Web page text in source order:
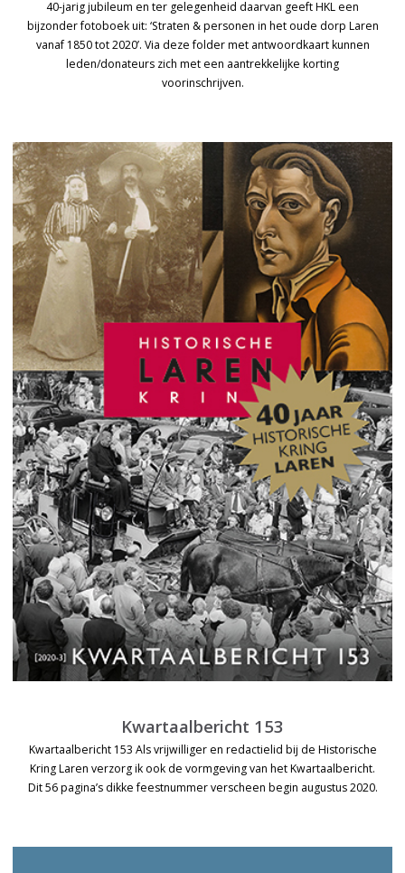
40-jarig jubileum en ter gelegenheid daarvan geeft HKL een
bijzonder fotoboek uit: ‘Straten & personen in het oude dorp Laren
vanaf 1850 tot 2020’. Via deze folder met antwoordkaart kunnen
leden/donateurs zich met een aantrekkelijke korting
voorinschrijven.
Kwartaalbericht 153
Kwartaalbericht 153 Als vrijwilliger en redactielid bij de Historische
Kring Laren verzorg ik ook de vormgeving van het Kwartaalbericht.
Dit 56 pagina’s dikke feestnummer verscheen begin augustus 2020.